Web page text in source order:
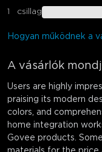
1 csillag
Hogyan működnek a
A vásárlók
Users are highly
praising its modern
colors, and
home integration
Govee products.